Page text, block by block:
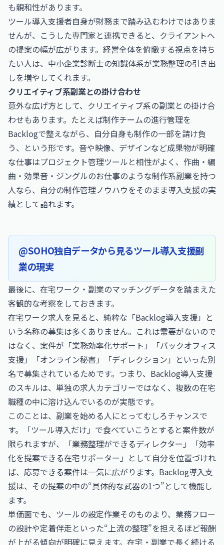
も親和性があります。
ツール導入支援者自身が財務まで踏み込むわけではありま
せんが、こうした専門家と連携できると、クライアントへ
の提案の幅が広がります。経営全体を俯瞰する視点を持ち
たい人は、 中小企業診断士の知識体系が業務整理の引き出
しを増やしてくれます。
クリエイティブ系副業との掛け合わせ
意外な広げ方として、クリエイティブ系の副業との掛け合
わせもあります。たとえば制作チームの進行管理を
Backlogで整えながら、自分自身も制作の一部を請け負
う、という形です。音や映像、デザインなど成果物が明確
な仕事はプロジェクト管理ツールと相性がよく、 作曲・編
曲・効果音・ジングルのお仕事のような制作系副業を持つ
人なら、自分の制作管理ノウハウをそのまま導入支援の実
績として語れます。
@SOHO独自データから見るツール導入支援副
業の現実
最後に、在宅ワーク・副業のマッチングデータを踏まえた
客観的な考察をしておきます。
在宅ワーク求人を見ると、純粋な「Backlog導入支援」と
いう名称の募集は多くありません。これは需要がないので
はなく、案件が「業務効率化サポート」「バックオフィス
支援」「オンライン秘書」「ディレクション」といった別
名で募集されているためです。つまり、Backlog導入支援
のスキルは、単独の求人カテゴリーではなく、複数の在宅
職種の中に溶け込んでいるのが実態です。
このことは、副業を始める人にとってむしろチャンスで
す。「ツール導入だけ」で食べていこうとすると案件数が
限られますが、「業務整理ができるディレクター」「効率
化を提案できる在宅サポーター」として自分を位置づけれ
ば、応募できる案件は一気に広がります。Backlog導入支
援は、その提案の中の“具体的な武器の1つ”として機能し
ます。
単価面でも、ツールの設定作業そのものより、業務フロー
の設計や定着伴走といった“上流の整理”を担えるほど報酬
が上がる傾向が明確に見えます。在宅・副業で長く続ける